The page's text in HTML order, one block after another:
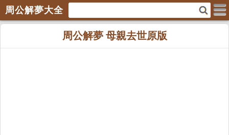
周公解夢大全
周公解夢 母親去世原版